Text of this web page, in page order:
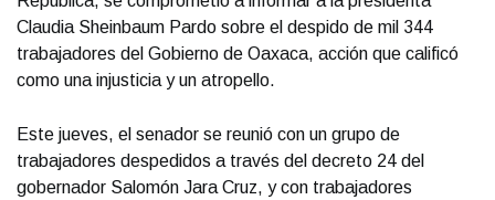
Claudia Sheinbaum Pardo sobre el despido de mil 344
trabajadores del Gobierno de Oaxaca, acción que calificó
como una injusticia y un atropello.
Este jueves, el senador se reunió con un grupo de
trabajadores despedidos a través del decreto 24 del
gobernador Salomón Jara Cruz, y con trabajadores